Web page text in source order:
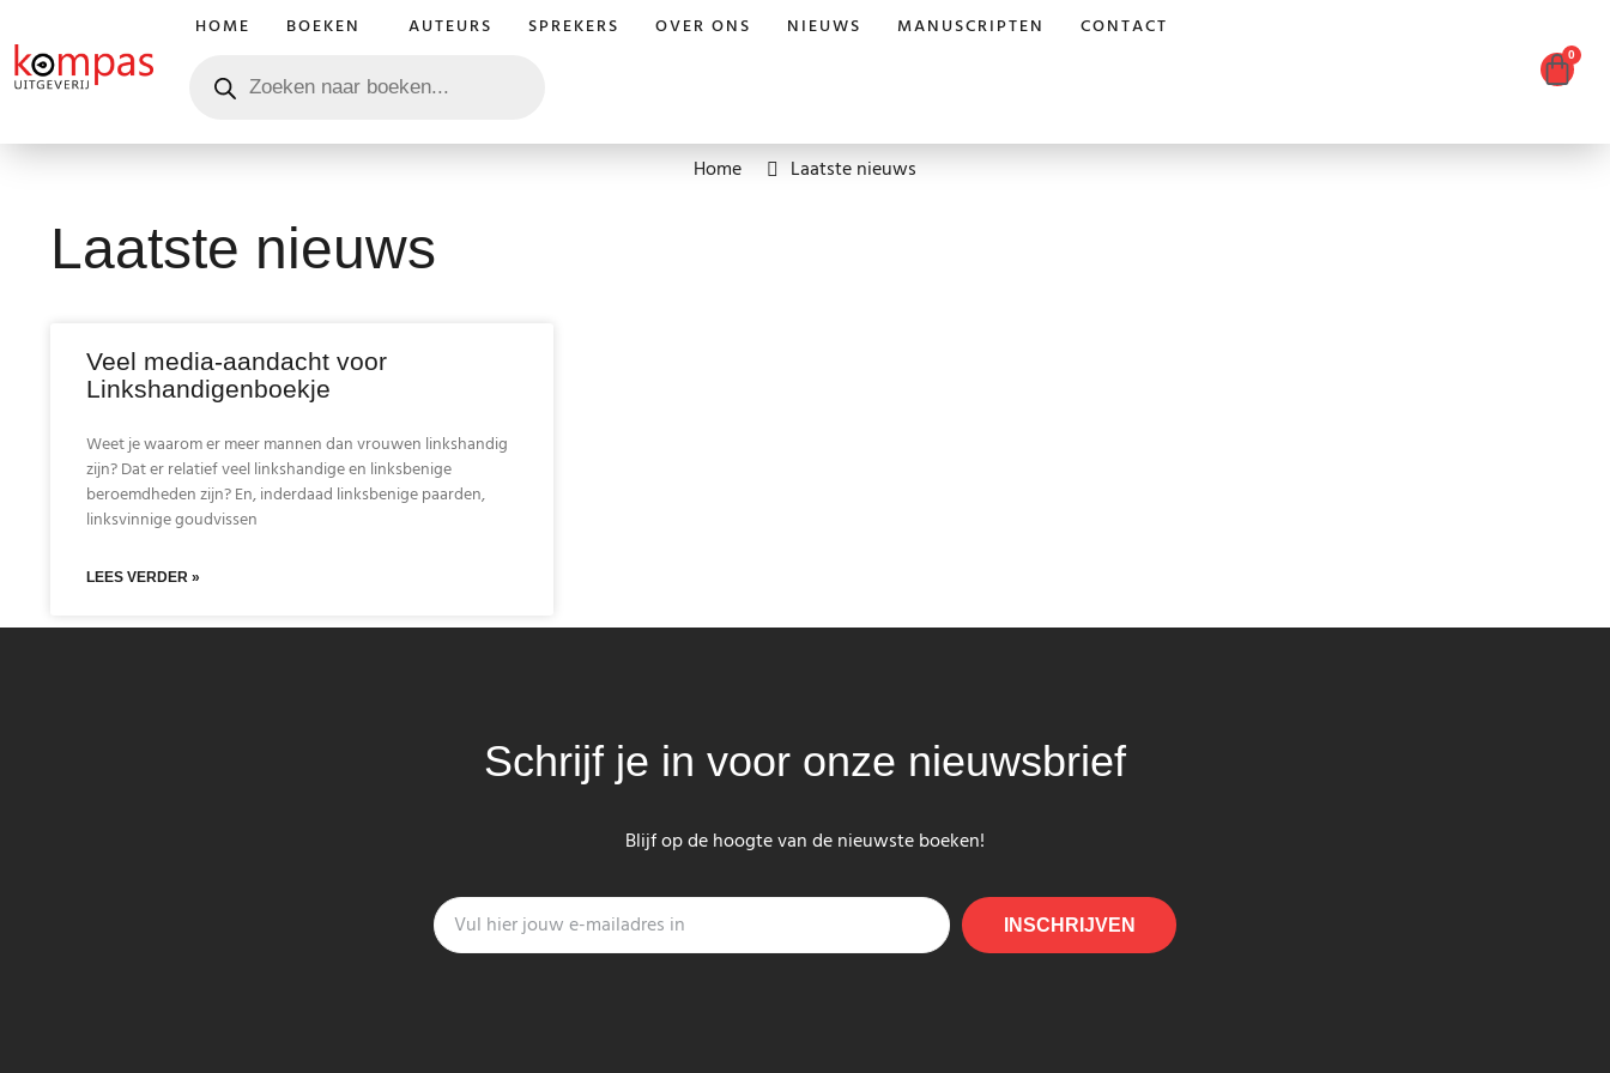
HOME BOEKEN AUTEURS SPREKERS OVER ONS NIEUWS MANUSCRIPTEN CONTACT
0
Home Laatste nieuws
Laatste nieuws
Veel media-aandacht voor
Linkshandigenboekje
Weet je waarom er meer mannen dan vrouwen linkshandig
zijn? Dat er relatief veel linkshandige en linksbenige
beroemdheden zijn? En, inderdaad linksbenige paarden,
linksvinnige goudvissen
LEES VERDER »
Schrijf je in voor onze nieuwsbrief
Blijf op de hoogte van de nieuwste boeken!
INSCHRIJVEN